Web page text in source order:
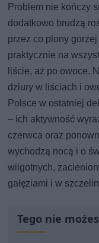
Problem nie kończy
dodatkowo brudzą
przez co plony
praktycznie na
liście, aż po owoce.
dziury w liściach i
Polsce w ostatniej
– ich aktywność
czerwca oraz
wychodzą nocą i o
wilgotnych,
gałęziami i w
Tego nie